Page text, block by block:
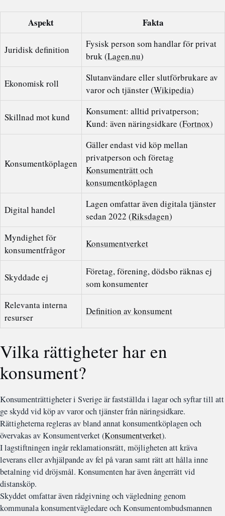
Aspekt Fakta
Juridisk definition
Fysisk person som handlar för privat
bruk (Lagen.nu)
Ekonomisk roll
Slutanvändare eller slutförbrukare av
varor och tjänster (Wikipedia)
Skillnad mot kund
Konsument: alltid privatperson;
Kund: även näringsidkare (Fortnox)
Konsumentköplagen
Gäller endast vid köp mellan
privatperson och företag
Konsumenträtt och
konsumentköplagen
Digital handel
Lagen omfattar även digitala tjänster
sedan 2022 (Riksdagen)
Myndighet för
konsumentfrågor
Konsumentverket
Skyddade ej
Företag, förening, dödsbo räknas ej
som konsumenter
Relevanta interna
resurser
Definition av konsument
Vilka rättigheter har en
konsument?
Konsumenträttigheter i Sverige är fastställda i lagar och syftar till att
ge skydd vid köp av varor och tjänster från näringsidkare.
Rättigheterna regleras av bland annat konsumentköplagen och
övervakas av Konsumentverket (Konsumentverket).
I lagstiftningen ingår reklamationsrätt, möjligheten att kräva
leverans eller avhjälpande av fel på varan samt rätt att hålla inne
betalning vid dröjsmål. Konsumenten har även ångerrätt vid
distansköp.
Skyddet omfattar även rådgivning och vägledning genom
kommunala konsumentvägledare och Konsumentombudsmannen